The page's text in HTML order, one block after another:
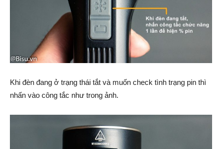
Khi đèn đang ở trạng thái tắt và muốn check tình trạng pin thì
nhấn vào công tắc như trong ảnh.